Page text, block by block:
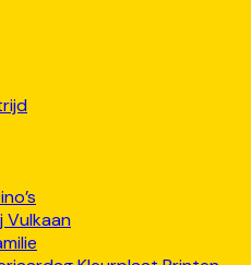
Vulkaan